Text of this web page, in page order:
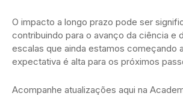
O impacto a longo prazo pode ser
contribuindo para o avanço da ciência e
escalas que ainda estamos começando
expectativa é alta para os próximos
Acompanhe atualizações aqui na